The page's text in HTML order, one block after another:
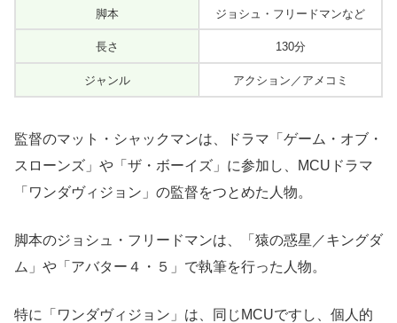
脚本 ジョシュ・フリードマンなど
長さ 130分
ジャンル アクション／アメコミ
監督のマット・シャックマンは、ドラマ「ゲーム・オブ・
スローンズ」や「ザ・ボーイズ」に参加し、MCUドラマ
「ワンダヴィジョン」の監督をつとめた人物。
脚本のジョシュ・フリードマンは、「猿の惑星／キングダ
ム」や「アバター４・５」で執筆を行った人物。
特に「ワンダヴィジョン」は、同じMCUですし、個人的